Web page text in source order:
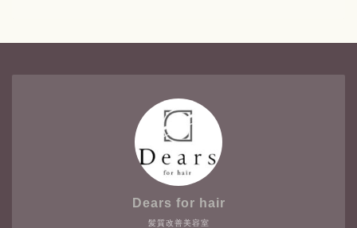
髪質改善美容室
Dears for hair